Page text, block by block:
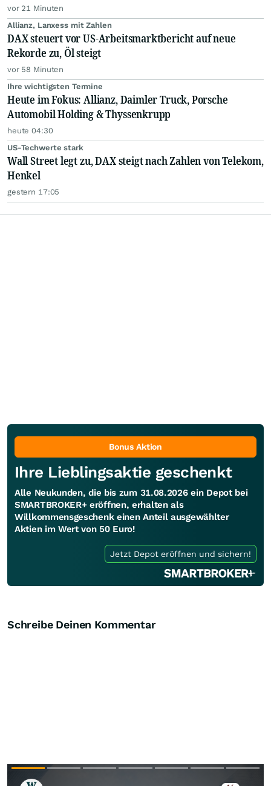
vor 21 Minuten
Allianz, Lanxess mit Zahlen
DAX steuert vor US-Arbeitsmarktbericht auf neue
Rekorde zu, Öl steigt
vor 58 Minuten
Ihre wichtigsten Termine
Heute im Fokus: Allianz, Daimler Truck, Porsche
Automobil Holding & Thyssenkrupp
heute 04:30
US-Techwerte stark
Wall Street legt zu, DAX steigt nach Zahlen von Telekom,
Henkel
gestern 17:05
Bonus Aktion
Ihre Lieblingsaktie geschenkt
Alle Neukunden, die bis zum 31.08.2026 ein Depot bei
SMARTBROKER+ eröffnen, erhalten als
Willkommensgeschenk einen Anteil ausgewählter
Aktien im Wert von 50 Euro!
Jetzt Depot eröffnen und sichern!
Schreibe Deinen Kommentar